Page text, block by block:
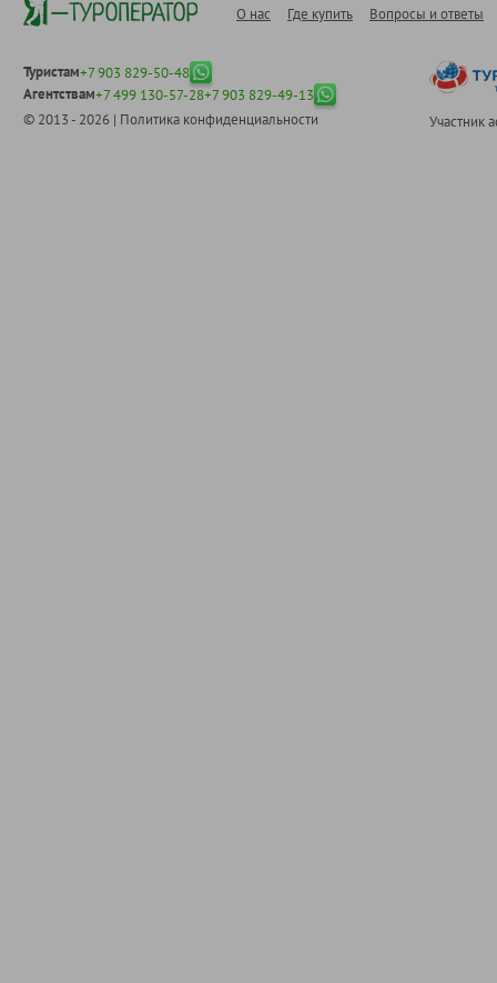
О нас Где купить Вопросы и ответы
Туристам+7 903 829-50-48
Агентствам+7 499 130-57-28+7 903 829-49-13
© 2013 - 2026 | Политика конфиденциальности Участник